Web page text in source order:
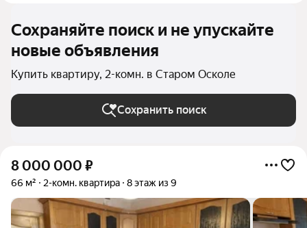
Сохраняйте поиск и не упускайте
новые объявления
Купить квартиру, 2-комн. в Старом Осколе
Сохранить поиск
8 000 000 ₽
66 м² 2-комн. квартира 8 этаж из 9